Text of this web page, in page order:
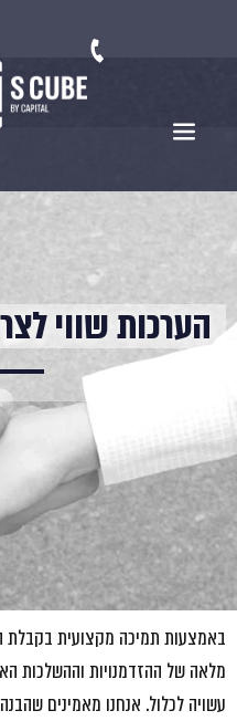
הערכות שווי
באמצעות תמיכה מקצועית בקבלת
מלאה של ההזדמנויות וההשלכות
עשויה לכלול. אנחנו מאמינים